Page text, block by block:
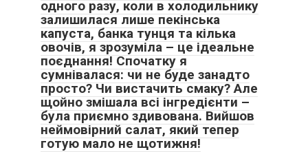
одного разу, коли в холодильнику
залишилася лише пекінська
капуста, банка тунця та кілька
овочів, я зрозуміла – це ідеальне
поєднання! Спочатку я
сумнівалася: чи не буде занадто
просто? Чи вистачить смаку? Але
щойно змішала всі інгредієнти –
була приємно здивована. Вийшов
неймовірний салат, який тепер
готую мало не щотижня!